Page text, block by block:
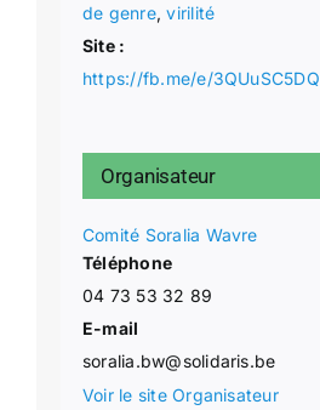
de genre,virilité
Site :
https://fb.me/e/3QUuSC5DQ
Organisateur
Comité Soralia Wavre
Téléphone
04 73 53 32 89
E-mail
soralia.bw@solidaris.be
Voir le site Organisateur